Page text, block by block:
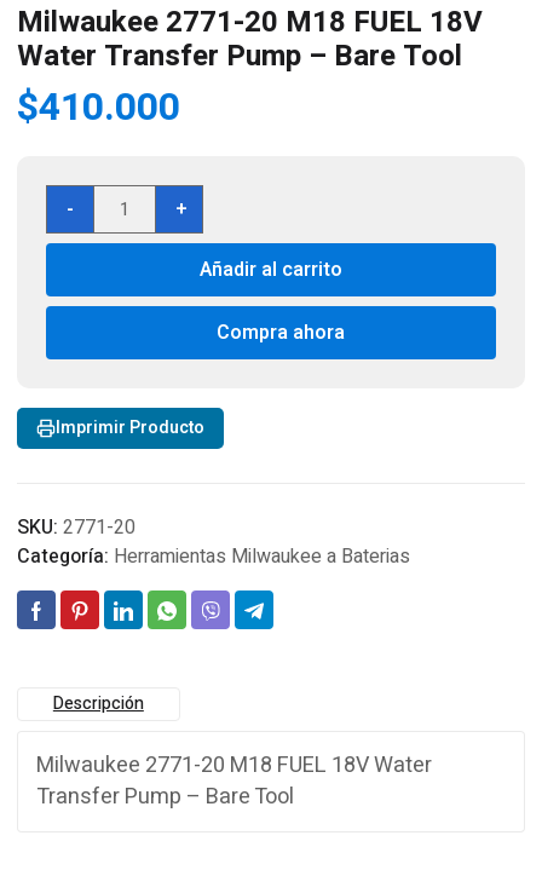
Milwaukee 2771-20 M18 FUEL 18V
Water Transfer Pump – Bare Tool
$410.000
-
Milwaukee
2771-
20
FUEL
Water
Pump
-
cantidad
+
Añadir al carrito
Compra ahora
Imprimir Producto
SKU: 2771-20
Categoría: Herramientas Milwaukee a Baterias
Descripción
Milwaukee 2771-20 M18 FUEL 18V Water
Transfer Pump – Bare Tool